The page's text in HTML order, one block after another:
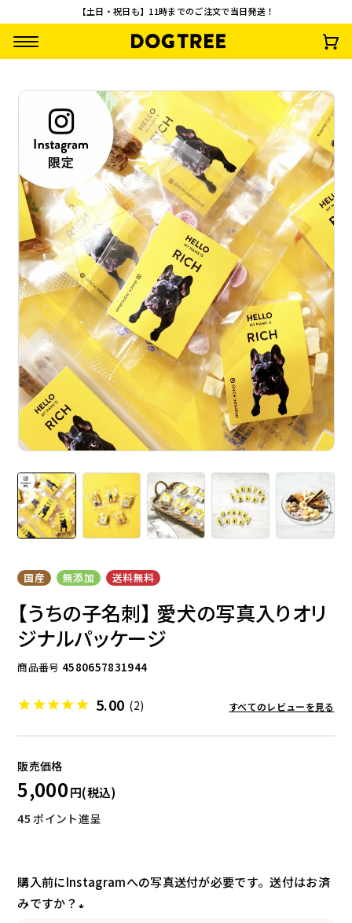
【土日・祝日も】11時までのご注文で当日発送！
【誕生日】愛犬の写
真が入るオリジナル
パッケージ
5,000 (税込)
オリジナルお散歩バ
ッグ
¥ 2,640 (税込)
オリジナルおやつ缶
マットホワイト
1,320 (税込)
オリジナルおやつ
マットブラック
¥1,320
ドッグフード トッピング
お試しセット
国産 無添加 送料無料
【うちの子名刺】 愛犬の写真入りオリ
ジナルパッケージ
商品番号 4580657831944
5.00 (2) すべてのレビューを見る
5,000
45 ポイント進呈
購入前にInstagramへの写真送付が必要です。送付はお済
みですか？